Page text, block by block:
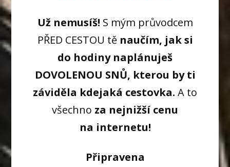
Už nemusíš! S mým průvodcem
PŘED CESTOU těnaučím, jak si
do hodiny naplánuješ
DOVOLENOU SNŮ, kterou by ti
záviděla kdejaká cestovka. A to
všechno za nejnižší cenu
na internetu!
Připravena